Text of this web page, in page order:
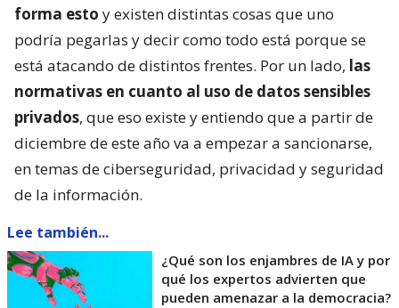
forma esto y existen distintas cosas que uno
podría pegarlas y decir como todo está porque se
está atacando de distintos frentes. Por un lado, las
normativas en cuanto al uso de datos sensibles
privados, que eso existe y entiendo que a partir de
diciembre de este año va a empezar a sancionarse,
en temas de ciberseguridad, privacidad y seguridad
de la información.
Lee también...
¿Qué son los enjambres de IA y por
qué los expertos advierten que
pueden amenazar a la democracia?